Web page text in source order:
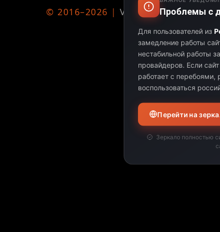
© 2016–2026 | VSE-TV.NETПроблемы с
Для пользователей из
замедление работы
нестабильной работы
провайдеров. Если
работает с
воспользоваться
Перейти на
Зеркало полностью